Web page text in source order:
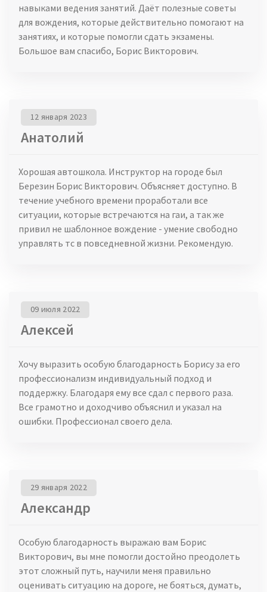
навыками ведения занятий. Даёт полезные советы
для вождения, которые действительно помогают на
занятиях, и которые помогли сдать экзамены.
Большое вам спасибо, Борис Викторович.
Анатолий
12 января 2023
Хорошая автошкола. Инструктор на городе был
Березин Борис Викторович. Объясняет доступно. В
течение учебного времени проработали все
ситуации, которые встречаются на гаи, а так же
привил не шаблонное вождение - умение свободно
управлять тс в повседневной жизни. Рекомендую.
Алексей
09 июля 2022
Хочу выразить особую благодарность Борису за его
профессионализм индивидуальный подход и
поддержку. Благодаря ему все сдал с первого раза.
Все грамотно и доходчиво объяснил и указал на
ошибки. Профессионал своего дела.
Александр
29 января 2022
Особую благодарность выражаю вам Борис
Викторович, вы мне помогли достойно преодолеть
этот сложный путь, научили меня правильно
оценивать ситуацию на дороге, не бояться, думать,